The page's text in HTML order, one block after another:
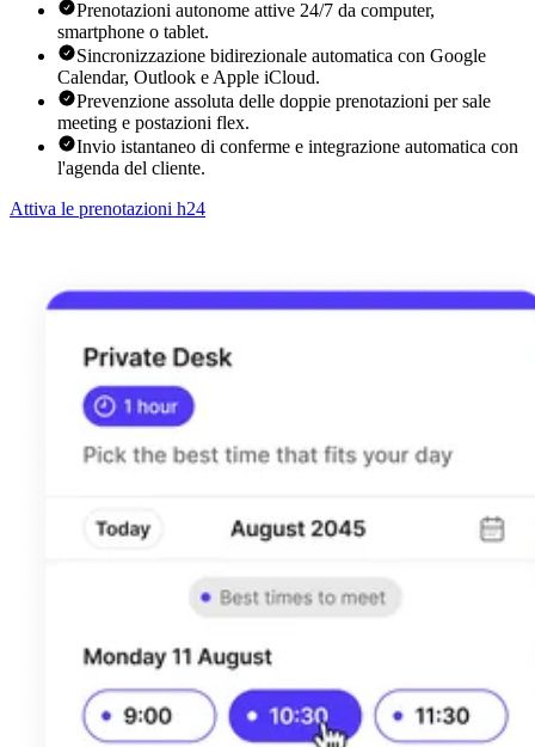
Prenotazioni autonome attive 24/7 da computer,
smartphone o tablet.
Sincronizzazione bidirezionale automatica con Google
Calendar, Outlook e Apple iCloud.
Prevenzione assoluta delle doppie prenotazioni per sale
meeting e postazioni flex.
Invio istantaneo di conferme e integrazione automatica con
l'agenda del cliente.
Attiva le prenotazioni h24